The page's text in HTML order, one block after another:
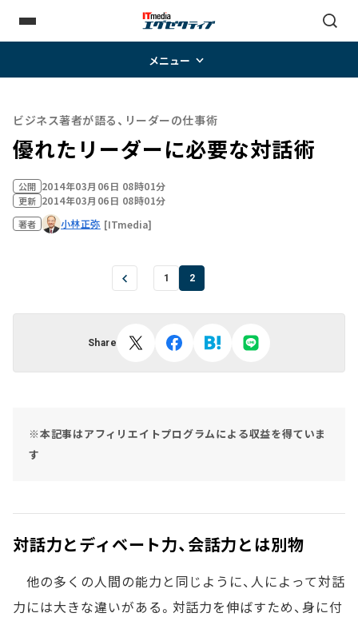
メニュー
ビジネス著者が語る、リーダーの仕事術
優れたリーダーに必要な対話術
公開 2014年03月06日 08時01分
更新 2014年03月06日 08時01分
著者 小林正弥 [ITmedia]
1 2
Share
※本記事はアフィリエイトプログラムによる収益を得ていま
す
対話力とディベート力、会話力とは別物
他の多くの人間の能力と同じように、人によって対話
力には大きな違いがある。対話力を伸ばすため、身に付